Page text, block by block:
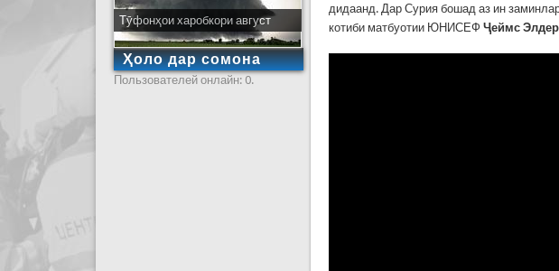
дидаанд. Дар Сурия бошад аз ин
котиби матбуотии ЮНИСЕФҶеймс Элдер
Тӯфонҳои харобкори август
Ҳоло дар сомона
Пользователей онлайн: 0.